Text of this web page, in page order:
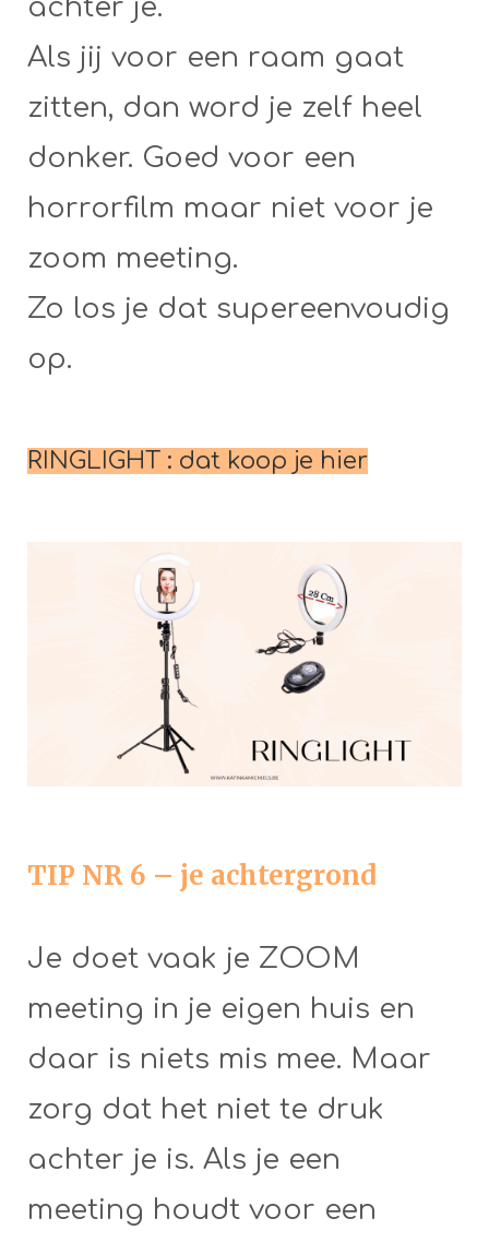
achter je.
Als jij voor een raam gaat
zitten, dan word je zelf heel
donker. Goed voor een
horrorfilm maar niet voor je
zoom meeting.
Zo los je dat supereenvoudig
op.
RINGLIGHT : dat koop je hier
TIP NR 6 – je achtergrond
Je doet vaak je ZOOM
meeting in je eigen huis en
daar is niets mis mee. Maar
zorg dat het niet te druk
achter je is. Als je een
meeting houdt voor een